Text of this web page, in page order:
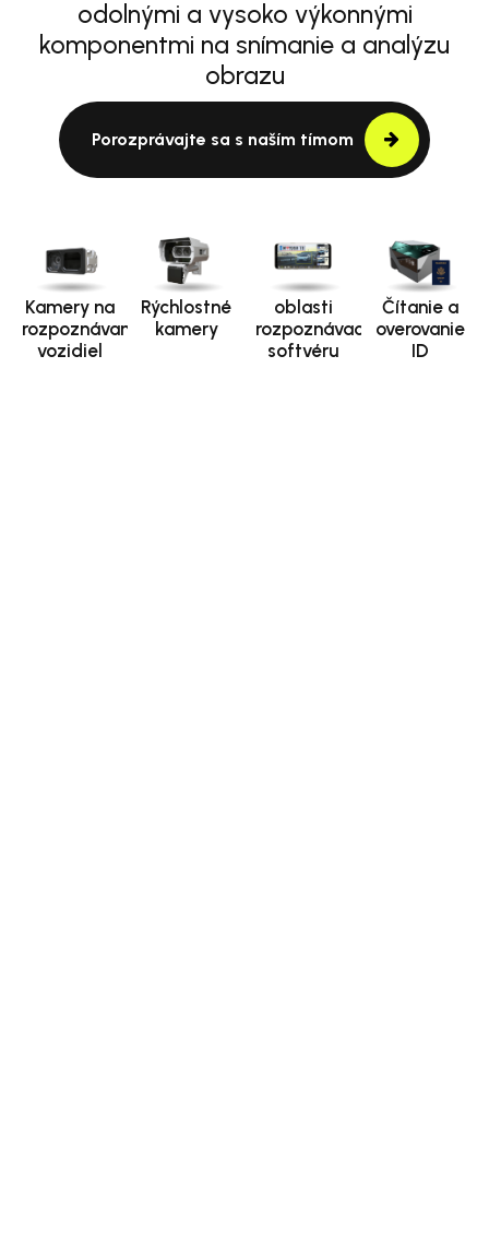
odolnými a vysoko výkonnými
komponentmi na snímanie a analýzu
obrazu
Porozprávajte sa s naším tímom
Kamery na
rozpoznávanie
vozidiel
Rýchlostné
kamery
oblasti
rozpoznávacieho
softvéru
Čítanie a
overovanie
ID